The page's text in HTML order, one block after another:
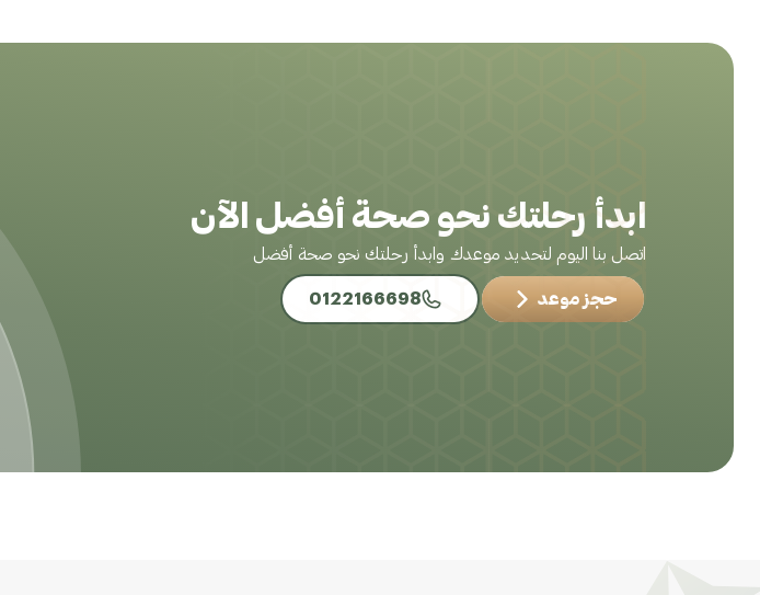
ابدأ رحلتك نحو صحة أفضل الآن
اتصل بنا اليوم لتحديد موعدك وابدأ رحلتك نحو صحة أفضل
حجز موعد 0122166698